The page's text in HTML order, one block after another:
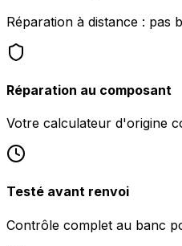
Réparation à distance : pas
Réparation au composant
Votre calculateur d'origine
Testé avant renvoi
Contrôle complet au banc